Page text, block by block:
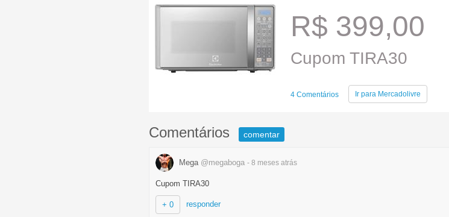
R$ 399,00
Cupom TIRA30
4 Comentários Ir para Mercadolivre
Comentários comentar
Mega @megaboga - 8 meses atrás
Cupom TIRA30
+ 0 responder